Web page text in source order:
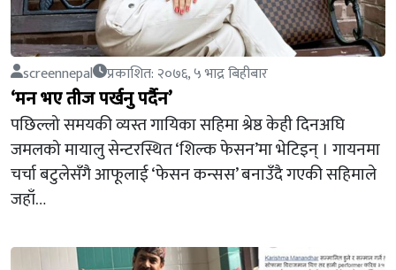
screennepal प्रकाशित: २०७६, ५ भाद्र बिहीबार
‘मन भए तीज पर्खनु पर्दैन’
पछिल्लो समयकी व्यस्त गायिका सहिमा श्रेष्ठ केही दिनअघि
जमलको मायालु सेन्टरस्थित ‘शिल्क फेसन’मा भेटिइन् । गायनमा
चर्चा बटुलेसँगै आफूलाई ‘फेसन कन्सस’ बनाउँदै गएकी सहिमाले
जहाँ…